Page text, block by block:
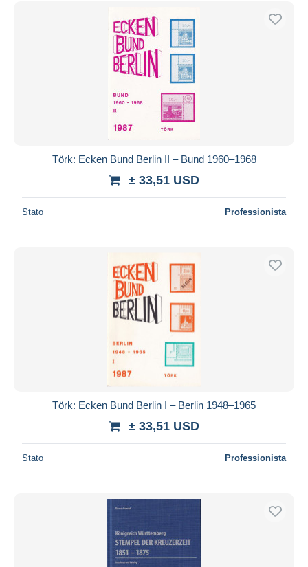
Metodi di pagamento
Bonifico bancario
Mastercard
Bancontact
Residenza del venditore
Aggiorna
Törk: Ecken Bund Berlin II – Bund 1960–1968
± 33,51 USD
Stato Professionista
Törk: Ecken Bund Berlin I – Berlin 1948–1965
± 33,51 USD
Stato Professionista